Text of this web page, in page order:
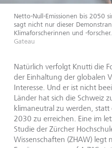
Netto-Null-Emissionen bis 2050
sagt nicht nur dieser
Klimaforscherinnen und -forscher.
Gateau
Natürlich verfolgt Knutti die
der Einhaltung der globalen
Interesse. Und er ist nicht
Länder hat sich die Schweiz
klimaneutral zu werden, statt
2030 zu erreichen. Eine im
Studie der Zürcher
Wissenschaften (ZHAW) legt